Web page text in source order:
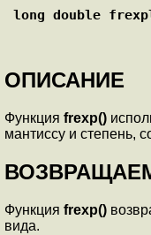
long double
ОПИСАНИЕ
Функция frexp()
мантиссу и степень,
Функция frexp()
вида.